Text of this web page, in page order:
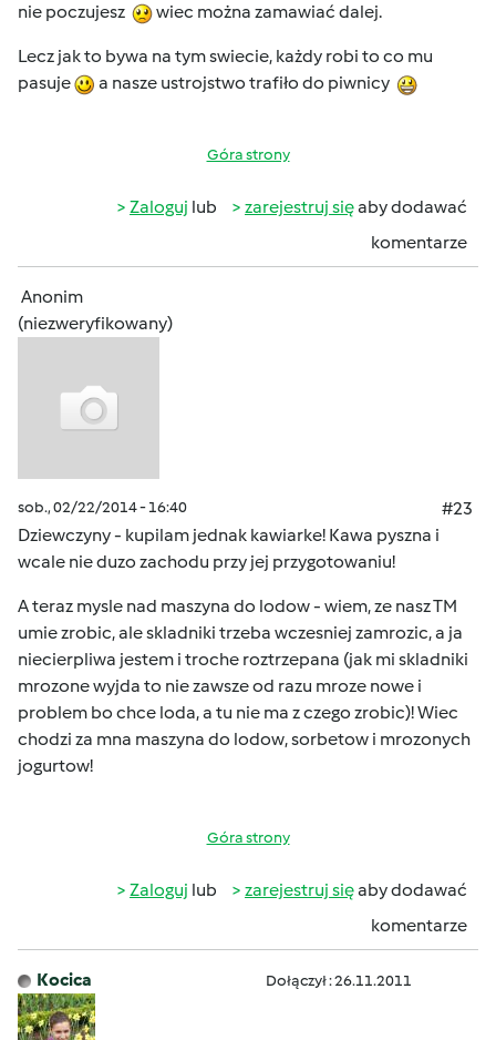
nie poczujesz
wiec można zamawiać dalej.
Lecz jak to bywa na tym swiecie, każdy robi to co mu
pasuje
a nasze ustrojstwo trafiło do piwnicy
Góra strony
Zaloguj lub zarejestruj sięaby dodawać
komentarze
Anonim
(niezweryfikowany)
sob., 02/22/2014 - 16:40
#23
Dziewczyny - kupilam jednak kawiarke! Kawa pyszna i
wcale nie duzo zachodu przy jej przygotowaniu!
A teraz mysle nad maszyna do lodow - wiem, ze nasz TM
umie zrobic, ale skladniki trzeba wczesniej zamrozic, a ja
niecierpliwa jestem i troche roztrzepana (jak mi skladniki
mrozone wyjda to nie zawsze od razu mroze nowe i
problem bo chce loda, a tu nie ma z czego zrobic)! Wiec
chodzi za mna maszyna do lodow, sorbetow i mrozonych
jogurtow!
Góra strony
Zaloguj lub zarejestruj sięaby dodawać
komentarze
Kocica Dołączył : 26.11.2011